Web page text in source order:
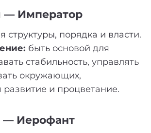
— Император
структуры, порядка и власти.
быть основой для
стабильность, управлять
окружающих,
развитие и процветание.
— Иерофант